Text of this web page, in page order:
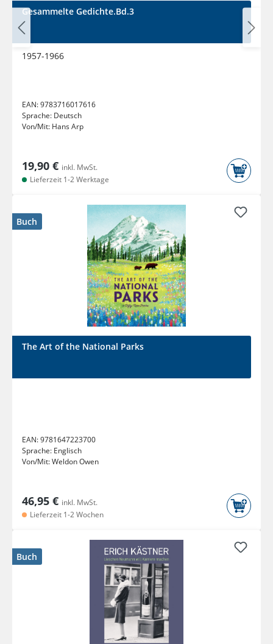
Gesammelte Gedichte.Bd.3
1957-1966
EAN:9783716017616
Sprache: Deutsch
Von/Mit: Hans Arp
19,90 € inkl. MwSt.
Lieferzeit 1-2 Werktage
Buch
The Art of the National Parks
EAN:9781647223700
Sprache: Englisch
Von/Mit:Weldon Owen
46,95 € inkl. MwSt.
Lieferzeit 1-2 Wochen
Buch